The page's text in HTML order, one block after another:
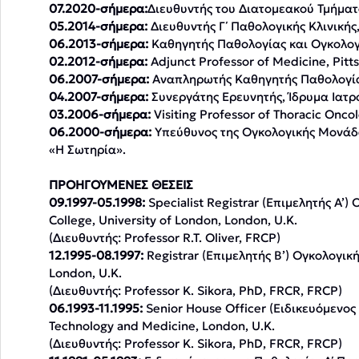
07.2020-σήμερα:Διευθυντής του Διατομεακού
05.2014-σήμερα: Διευθυντής Γ΄ Παθολογικής
06.2013-σήμερα: Καθηγητής Παθολογίας και
02.2012-σήμερα: Adjunct Professor of Medicine,
06.2007-σήμερα: Αναπληρωτής Καθηγητής
04.2007-σήμερα: Συνεργάτης Ερευνητής, Ίδρυμα
03.2006-σήμερα: Visiting Professor of Thoracic
06.2000-σήμερα: Υπεύθυνος της Ογκολογικής
«Η Σωτηρία».
ΠΡΟΗΓΟΥΜΕΝΕΣ ΘΕΣΕΙΣ
09.1997-05.1998: Specialist Registrar (Επιμελητής
College, University of London, London, U.K.
(Διευθυντής: Professor R.T. Oliver, FRCP)
12.1995-08.1997: Registrar (Επιμελητής Β’)
London, U.K.
(Διευθυντής: Professor K. Sikora, PhD, FRCR, FRCP)
06.1993-11.1995: Senior House Officer
Technology and Medicine, London, U.K.
(Διευθυντής: Professor K. Sikora, PhD, FRCR, FRCP)